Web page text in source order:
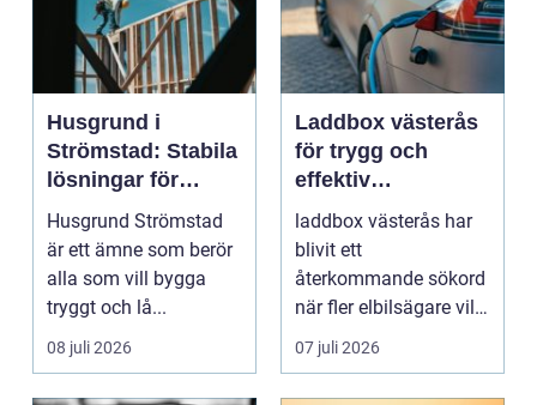
Husgrund i
Strömstad: Stabila
lösningar för
boende vid kusten
Husgrund Strömstad
är ett ämne som berör
alla som vill bygga
tryggt och lå...
08 juli 2026
Laddbox västerås
för trygg och
effektiv
hemmaladdning
laddbox västerås har
blivit ett
återkommande sökord
när fler elbilsägare vill
ladda hemma på ett
säk...
07 juli 2026